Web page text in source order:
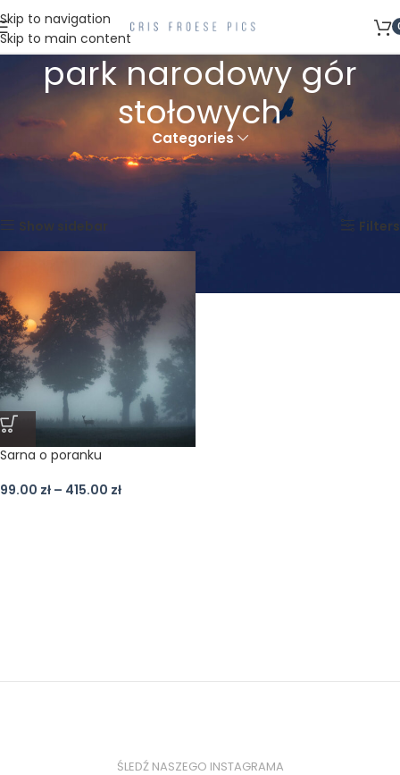
Skip to navigation
Skip to main content
park narodowy gór
stołowych
Categories
Strona główna
Produkty oznaczone “park narodowy gór stołowych”
Show sidebar
Filters
Sarna o poranku
99.00 zł – 415.00 zł
ŚLEDŹ NASZEGO INSTAGRAMA